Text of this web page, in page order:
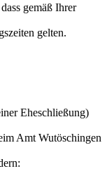
gemäß Ihrer
gelten.
Eheschließung)
Amt Wutöschingen